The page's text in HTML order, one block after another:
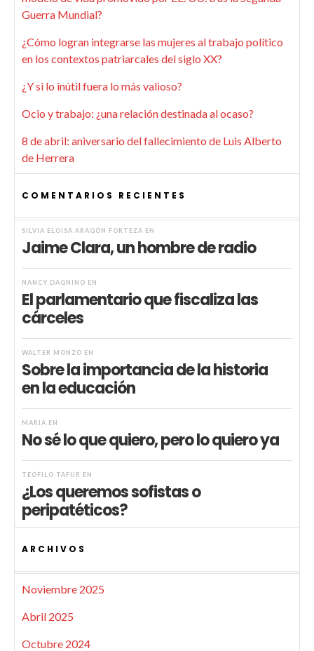
Guerra Mundial?
¿Cómo logran integrarse las mujeres al trabajo político
en los contextos patriarcales del siglo XX?
¿Y si lo inútil fuera lo más valioso?
Ocio y trabajo: ¿una relación destinada al ocaso?
8 de abril: aniversario del fallecimiento de Luis Alberto
de Herrera
COMENTARIOS RECIENTES
SILVIA ELOISA ARAGÓN FORTEZA EN
Jaime Clara, un hombre de radio
NANCY DAGNINO EN
El parlamentario que fiscaliza las
cárceles
WALTER MONZÓ EN
Sobre la importancia de la historia
en la educación
MARIA EN
No sé lo que quiero, pero lo quiero ya
TEÓFILO TAFUR EN
¿Los queremos sofistas o
peripatéticos?
ARCHIVOS
Noviembre 2025
Abril 2025
Octubre 2024